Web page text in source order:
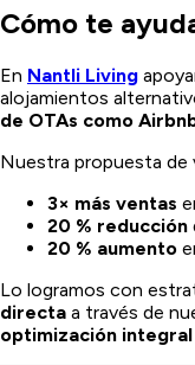
Cómo te
En Nantli Living
alojamientos
de OTAs como
Nuestra propuesta de
3× más ventas
20 % reducción
20 % aumento
Lo logramos con
directa a través de
optimización